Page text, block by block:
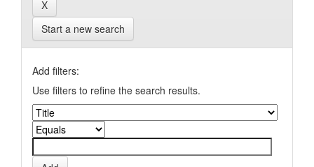
Start a new search
Add filters:
Use filters to refine the search results.